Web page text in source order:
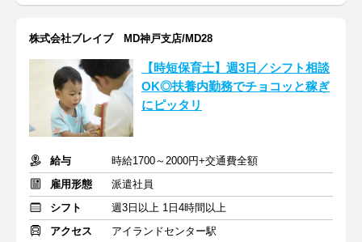
株式会社ブレイブ MD神戸支店/MD28
【時短保育士】週3日／シフト相談
OK◎扶養内勤務でチョコッと稼ぎ
にピッタリ
給与
時給1700～2000円+交通費全額
雇用形態
派遣社員
シフト
週3日以上 1日4時間以上
アクセス
アイランドセンター駅